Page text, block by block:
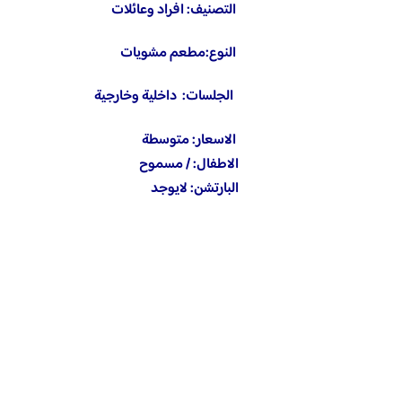
التصنيف: افراد وعائلات
النوع:مطعم مشويات
الجلسات: داخلية وخارجية
الاسعار: متوسطة
الاطفال: / مسموح
البارتشن: لايوجد